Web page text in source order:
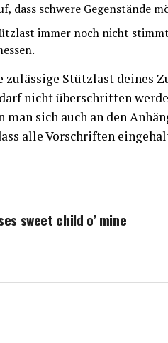
dass schwere Gegenstände
immer noch nicht
zulässige Stützlast deines
nicht überschritten
sich auch an den
alle Vorschriften
sweet child o’ mine